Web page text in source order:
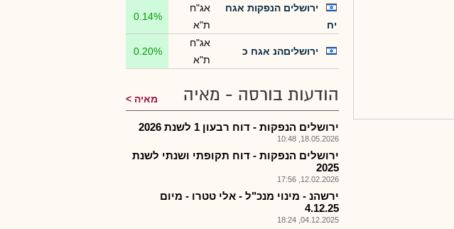
ירושלים הנפקות אגח
יח
אג"ח
ת"א
0.14%
ירושליםהנ אגח כ
אג"ח
ת"א
0.20%
הודעות בורסה - מאיה מאיה
ירושלים הנפקות - דוח רבעון 1 לשנת 2026
18.05.2026, 10:48
ירושלים הנפקות - דוח תקופתי ושנתי לשנת
2025
12.02.2026, 17:56
ירשהנ - מינוי מנכ"ל - אלי טטרו - מיום
4.12.25
04.12.2025, 18:24